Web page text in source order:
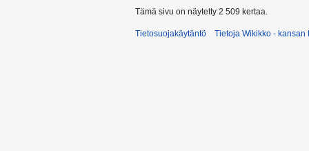
Tämä sivu on näytetty 2 509 kertaa.
Tietosuojakäytäntö Tietoja Wikikko - kansan